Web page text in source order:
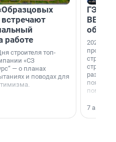
встречают
работе
строителя топ-
«СЗ
— о планах
и поводах для
ГЭС,
ВВП: в
об
2026-й —
раз. В
7